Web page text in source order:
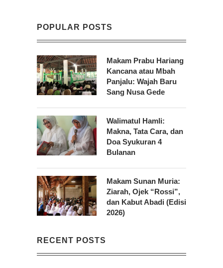
POPULAR POSTS
Makam Prabu Hariang
Kancana atau Mbah
Panjalu: Wajah Baru
Sang Nusa Gede
Walimatul Hamli:
Makna, Tata Cara, dan
Doa Syukuran 4
Bulanan
Makam Sunan Muria:
Ziarah, Ojek “Rossi”,
dan Kabut Abadi (Edisi
2026)
RECENT POSTS